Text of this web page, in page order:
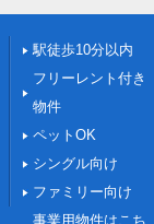
駅徒歩10分以内
フリーレント付き
物件
ペットOK
シングル向け
ファミリー向け
事業用物件はこち